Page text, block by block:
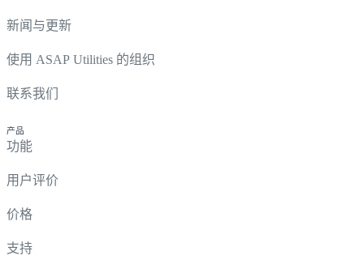
新闻与更新
使用 ASAP Utilities 的组织
联系我们
产品
功能
用户评价
价格
支持